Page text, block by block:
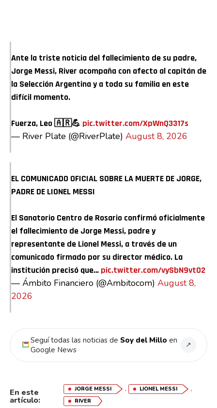
Ante la triste noticia del fallecimiento de su padre,
Jorge Messi, River acompaña con afecto al capitán de
la Selección Argentina y a toda su familia en este
difícil momento.
Fuerza, Leo 🇦🇷💪 pic.twitter.com/XpWnQ3317s
— River Plate (@RiverPlate) August 8, 2026
EL COMUNICADO OFICIAL SOBRE LA MUERTE DE JORGE,
PADRE DE LIONEL MESSI
El Sanatorio Centro de Rosario confirmó oficialmente
el fallecimiento de Jorge Messi, padre y
representante de Lionel Messi, a través de un
comunicado firmado por su director médico. La
institución precisó que… pic.twitter.com/vySbN9vtO2
— Ámbito Financiero (@Ambitocom) August 8,
2026
Seguí todas las noticias de Soy del Millo en
Google News
↗
En este
artículo:
JORGE MESSI , LIONEL MESSI ,
RIVER